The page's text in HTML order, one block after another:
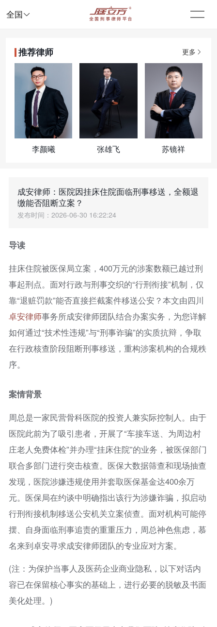
全国 
推荐律师 更多
李颜曦 张雄飞 苏镜祥
成安律师：医院因挂床住院面临刑事移送，全额退
缴能否阻断立案？
发布时间：2026-06-30 16:22:24
导读
挂床住院被医保局立案，400万元的涉案数额已越过刑
事起刑点。面对行政与刑事交织的“行刑衔接”机制，仅
靠“退赃罚款”能否直接拦截案件移送公安？本文由四川
卓安律师事务所成安律师团队结合办案实务，为您详解
如何通过“技术性违规”与“刑事诈骗”的实质抗辩，争取
在行政核查阶段阻断刑事移送，重构涉案机构的合规秩
序。
案情背景
周总是一家民营骨科医院的投资人兼实际控制人。由于
医院此前为了吸引患者，开展了“车接车送、为周边村
庄老人免费体检”并办理“挂床住院”的业务，被医保部门
联合多部门进行突击核查。医保大数据筛查和现场抽查
发现，医院涉嫌违规使用并套取医保基金达400余万
元。医保局在约谈中明确指出该行为涉嫌诈骗，拟启动
行刑衔接机制移送公安机关立案侦查。面对机构可能停
摆、自身面临刑事追责的重重压力，周总神色焦虑，慕
名来到卓安寻求成安律师团队的专业应对方案。
(注：为保护当事人及医药企业商业隐私，以下对话内
容已在保留核心事实的基础上，进行必要的脱敏及书面
美化处理。)